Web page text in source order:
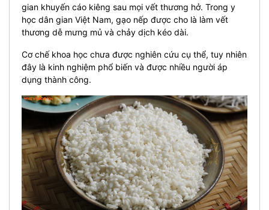
gian khuyến cáo kiêng sau mọi vết thương hở. Trong y
học dân gian Việt Nam, gạo nếp được cho là làm vết
thương dễ mưng mủ và chảy dịch kéo dài.
Cơ chế khoa học chưa được nghiên cứu cụ thể, tuy nhiên
đây là kinh nghiệm phổ biến và được nhiều người áp
dụng thành công.